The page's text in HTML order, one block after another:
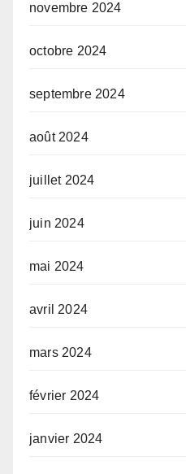
novembre 2024
octobre 2024
septembre 2024
août 2024
juillet 2024
juin 2024
mai 2024
avril 2024
mars 2024
février 2024
janvier 2024